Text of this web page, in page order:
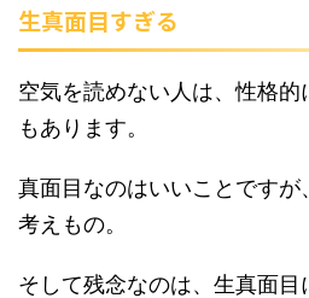
生真面目すぎる
空気を読めない人は、性格
もあります。
真面目なのはいいことですが
考えもの。
そして残念なのは、生真面